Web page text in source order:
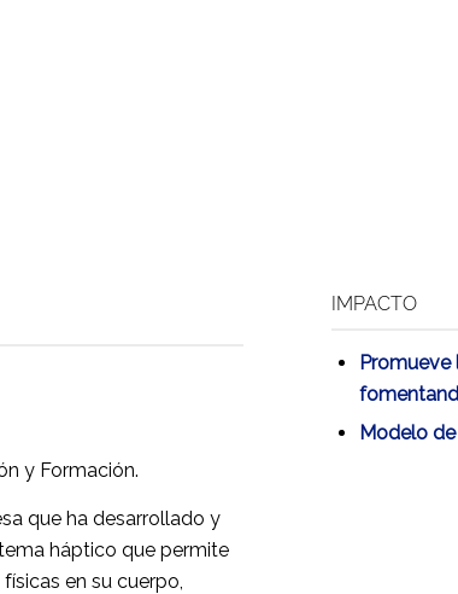
y Formación.
que ha desarrollado y
háptico que permite
en su cuerpo,
IMPACTO
Modelo